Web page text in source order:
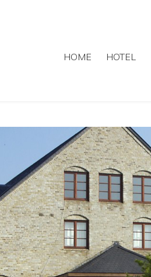
HOME HOTEL